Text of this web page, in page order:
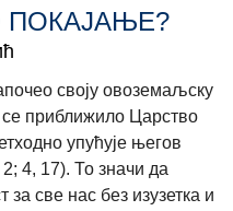
ПОКАЈАЊЕ?
своју овоземаљску
се приближило Царство
упућује његов
4, 17). То значи да
све нас без изузетка и